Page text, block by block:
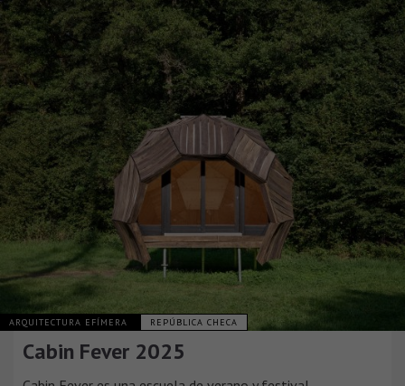
ARQUITECTURA EFÍMERA REPÚBLICA CHECA
Cabin Fever 2025